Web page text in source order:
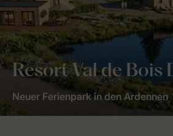
Resort Val de Bois
Neuer Ferienpark in den Ardennen